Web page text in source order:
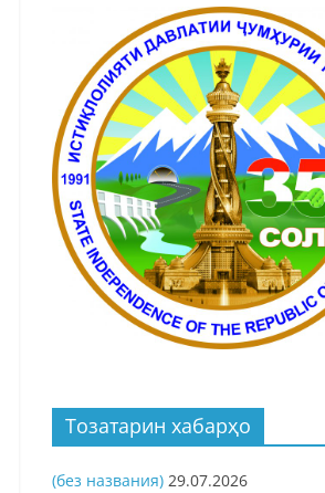
Тозатарин хабарҳо
(без названия) 29.07.2026